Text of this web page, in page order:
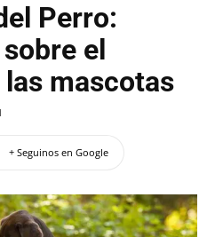
Perro:
el
mascotas
+ Seguinos en Google